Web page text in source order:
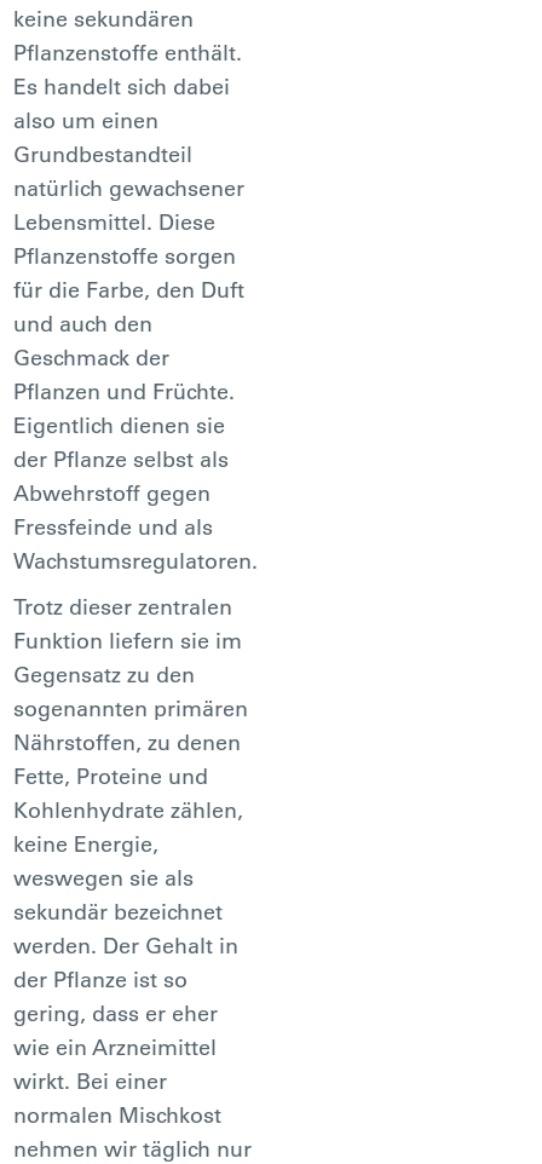
keine sekundären
Pflanzenstoffe enthält.
Es handelt sich dabei
also um einen
Grundbestandteil
natürlich gewachsener
Lebensmittel. Diese
Pflanzenstoffe sorgen
für die Farbe, den Duft
und auch den
Geschmack der
Pflanzen und Früchte.
Eigentlich dienen sie
der Pflanze selbst als
Abwehrstoff gegen
Fressfeinde und als
Wachstumsregulatoren.
Trotz dieser zentralen
Funktion liefern sie im
Gegensatz zu den
sogenannten primären
Nährstoffen, zu denen
Fette, Proteine und
Kohlenhydrate zählen,
keine Energie,
weswegen sie als
sekundär bezeichnet
werden. Der Gehalt in
der Pflanze ist so
gering, dass er eher
wie ein Arzneimittel
wirkt. Bei einer
normalen Mischkost
nehmen wir täglich nur